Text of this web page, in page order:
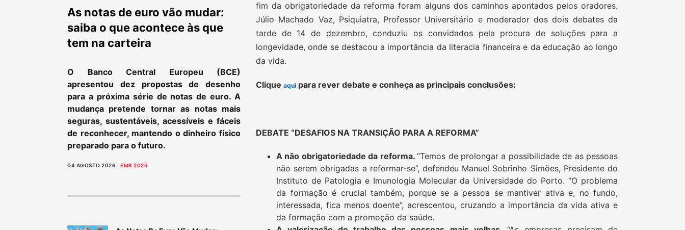
As notas de euro vão mudar:
saiba o que acontece às que
tem na carteira
O Banco Central Europeu (BCE)
apresentou dez propostas de desenho
para a próxima série de notas de euro. A
mudança pretende tornar as notas mais
seguras, sustentáveis, acessíveis e fáceis
de reconhecer, mantendo o dinheiro físico
preparado para o futuro.
04 AGOSTO 2026 EMR 2026
fim da obrigatoriedade da reforma foram alguns dos caminhos apontados pelos oradores.
Júlio Machado Vaz, Psiquiatra, Professor Universitário e moderador dos dois debates da
tarde de 14 de dezembro, conduziu os convidados pela procura de soluções para a
longevidade, onde se destacou a importância da literacia financeira e da educação ao longo
da vida.
Clique aqui para rever debate e conheça as principais conclusões:
DEBATE “DESAFIOS NA TRANSIÇÃO PARA A REFORMA”
A não obrigatoriedade da reforma.“Temos de prolongar a possibilidade de as pessoas
não serem obrigadas a reformar-se”, defendeu Manuel Sobrinho Simões, Presidente do
Instituto de Patologia e Imunologia Molecular da Universidade do Porto. “O problema
da formação é crucial também, porque se a pessoa se mantiver ativa e, no fundo,
interessada, fica menos doente”, acrescentou, cruzando a importância da vida ativa e
da formação com a promoção da saúde.